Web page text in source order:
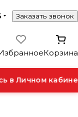
Заказать звонок
Корзина
в Личном